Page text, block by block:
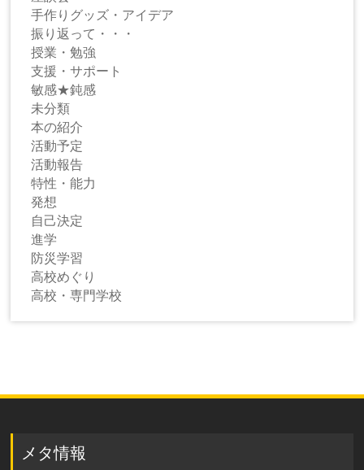
手作りグッズ・アイデア
振り返って・・・
授業・勉強
支援・サポート
敏感★鈍感
未分類
本の紹介
活動予定
活動報告
特性・能力
発想
自己決定
進学
防災学習
高校めぐり
高校・専門学校
メタ情報